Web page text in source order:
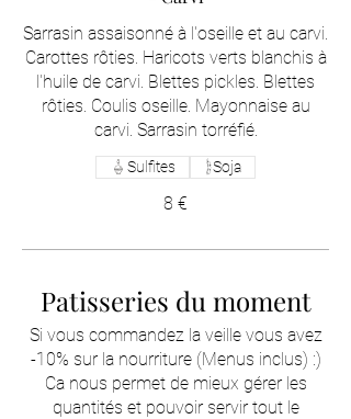
Sarrasin assaisonné à l'oseille et au carvi.
Carottes rôties. Haricots verts blanchis à
l'huile de carvi. Blettes pickles. Blettes
rôties. Coulis oseille. Mayonnaise au
carvi. Sarrasin torréfié.
8 €
Sulfites Soja
Patisseries du moment
Si vous commandez la veille vous avez
-10% sur la nourriture (Menus inclus) :)
Ca nous permet de mieux gérer les
quantités et pouvoir servir tout le